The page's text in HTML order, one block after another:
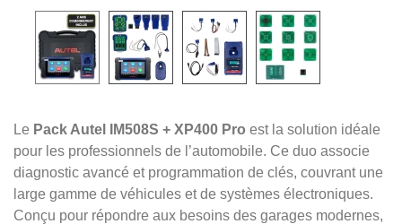
Le Pack Autel IM508S + XP400 Pro est la solution idéale
pour les professionnels de l’automobile. Ce duo associe
diagnostic avancé et programmation de clés, couvrant une
large gamme de véhicules et de systèmes électroniques.
Conçu pour répondre aux besoins des garages modernes,